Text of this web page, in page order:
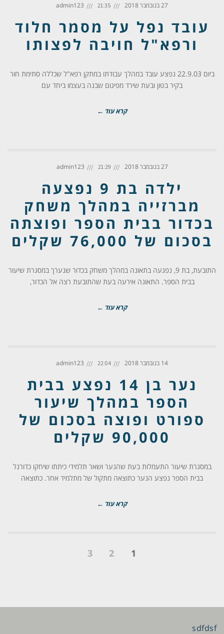
27 בנובמבר 2018 21:35
admin123
עובד נפל על מסמר חלוד
ורפא"ל חויבה לפצותו
ביום 22.9.03 נפצע עובד במהלך עבודתו במתקן רפא"ל שכללה סתימת חור
בקיר בטון ובעת שירד מפיגום שבנה בעצמו ביחד עם
קרא עוד ←
27 בנובמבר 2018 21:29
admin123
ילדה בת 9 נפצעה
מברזייה במהלך משחק
בכדור בבית הספר ופוצתה
בסכום של 76,000 שקלים
התובעת, בת 9, נפגעה בתאונה במהלך משחק בכדור שנערך במסגרת שיעור
בבית הספר. התאונה אירעה בעת שהתובעת רצה אל הכדור,
קרא עוד ←
14 בנובמבר 2018 22:04
admin123
נער בן 14 נפצע בבית
הספר במהלך שיעור
ספורט ופוצה בסכום של
90,000 שקלים
במסגרת שיעור התעמלות בעת שהנער ושאר תלמידי כיתתו שיחקו כדורגל
בבית הספר נפצע הנער כתוצאה מתקול של מתלמיד אחר. כתוצאה
קרא עוד ←
1
2
3
sdfdsf